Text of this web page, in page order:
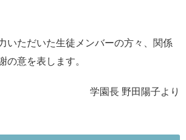
いただいた生徒メンバーの方々、関係
の意を表します。
学園長 野田陽子より